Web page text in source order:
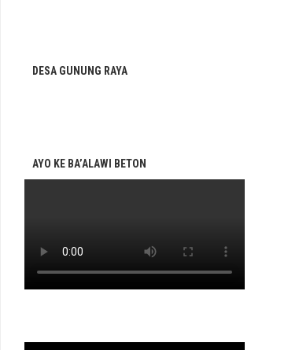
DESA GUNUNG RAYA
AYO KE BA’ALAWI BETON